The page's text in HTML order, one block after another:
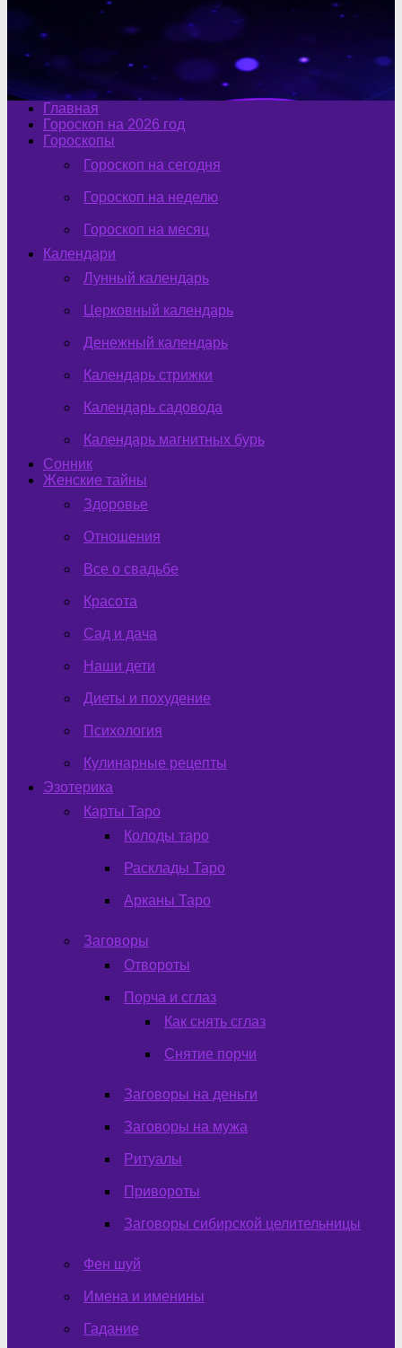
Главная
Гороскоп на 2026 год
Гороскопы
Гороскоп на сегодня
Гороскоп на неделю
Гороскоп на месяц
Календари
Лунный календарь
Церковный календарь
Денежный календарь
Календарь стрижки
Календарь садовода
Календарь магнитных бурь
Сонник
Женские тайны
Здоровье
Отношения
Все о свадьбе
Красота
Сад и дача
Наши дети
Диеты и похудение
Психология
Кулинарные рецепты
Эзотерика
Карты Таро
Колоды таро
Расклады Таро
Арканы Таро
Заговоры
Отвороты
Порча и сглаз
Как снять сглаз
Снятие порчи
Заговоры на деньги
Заговоры на мужа
Ритуалы
Привороты
Заговоры сибирской целительницы
Фен шуй
Имена и именины
Гадание